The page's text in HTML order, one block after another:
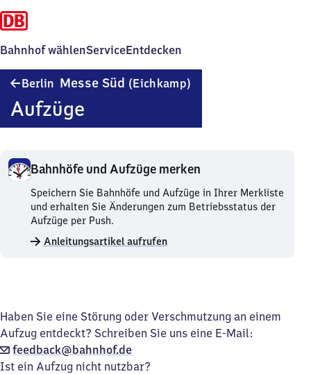
Bahnhof wählenServiceEntdecken
Berlin Messe Süd (Eichkamp)
Aufzüge
Bahnhöfe und Aufzüge merken
Bahnhöfe
und
Aufzüge
merken.
Speichern Sie Bahnhöfe und Aufzüge in Ihrer Merkliste
und erhalten Sie Änderungen zum Betriebsstatus der
Aufzüge per Push.
Anleitungsartikel aufrufen
Haben Sie eine Störung oder Verschmutzung an einem
Aufzug entdeckt? Schreiben Sie uns eine E-Mail:
feedback@bahnhof.de
Ist ein Aufzug nicht nutzbar?